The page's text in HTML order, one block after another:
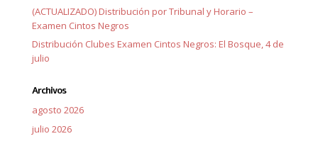
(ACTUALIZADO) Distribución por Tribunal y Horario –
Examen Cintos Negros
Distribución Clubes Examen Cintos Negros: El Bosque, 4 de
julio
Archivos
agosto 2026
julio 2026